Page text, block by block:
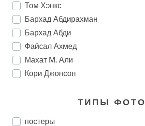
Том Хэнкс
Бархад Абдирахман
Бархад Абди
Файсал Ахмед
Махат М. Али
Кори Джонсон
ТИПЫ ФОТО
постеры